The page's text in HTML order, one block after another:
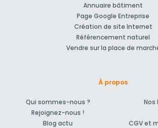
Annuaire bâtiment
Page Google Entreprise
Création de site Internet
Référencement naturel
Vendre sur la place de
À propos
Qui sommes-nous ?
Rejoignez-nous !
Blog actu
Nos
CGV et